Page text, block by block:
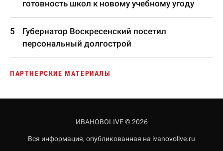
готовность школ к новому учебному угоду
Губернатор Воскресенский посетил
персональный долгострой
ПАРТНЕРСКИЕ МАТЕРИАЛЫ
ИВАНОВОLIVE © 2026
Вся информация, опубликованная на ivanovolive.ru